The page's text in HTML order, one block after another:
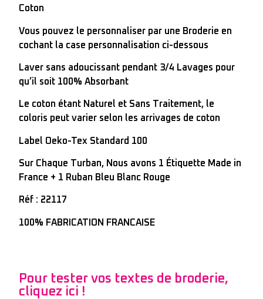
Coton
Vous pouvez le personnaliser par une Broderie en
cochant la case personnalisation ci-dessous
Laver sans adoucissant pendant 3/4 Lavages pour
qu’il soit 100% Absorbant
Le coton étant Naturel et Sans Traitement, le
coloris peut varier selon les arrivages de coton
Label Oeko-Tex Standard 100
Sur Chaque Turban, Nous avons 1 Étiquette Made in
France + 1 Ruban Bleu Blanc Rouge
Réf : 22117
100% FABRICATION FRANCAISE
Pour tester vos textes de broderie,
cliquez ici !